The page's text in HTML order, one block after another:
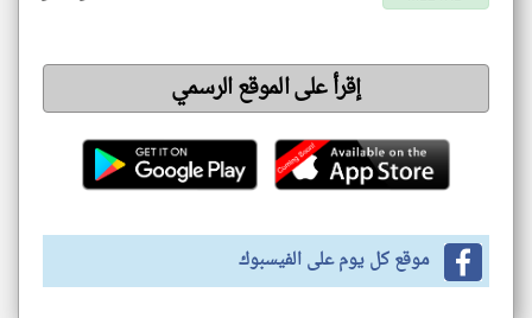
إقرأ على الموقع الرسمي
موقع كل يوم على الفيسبوك